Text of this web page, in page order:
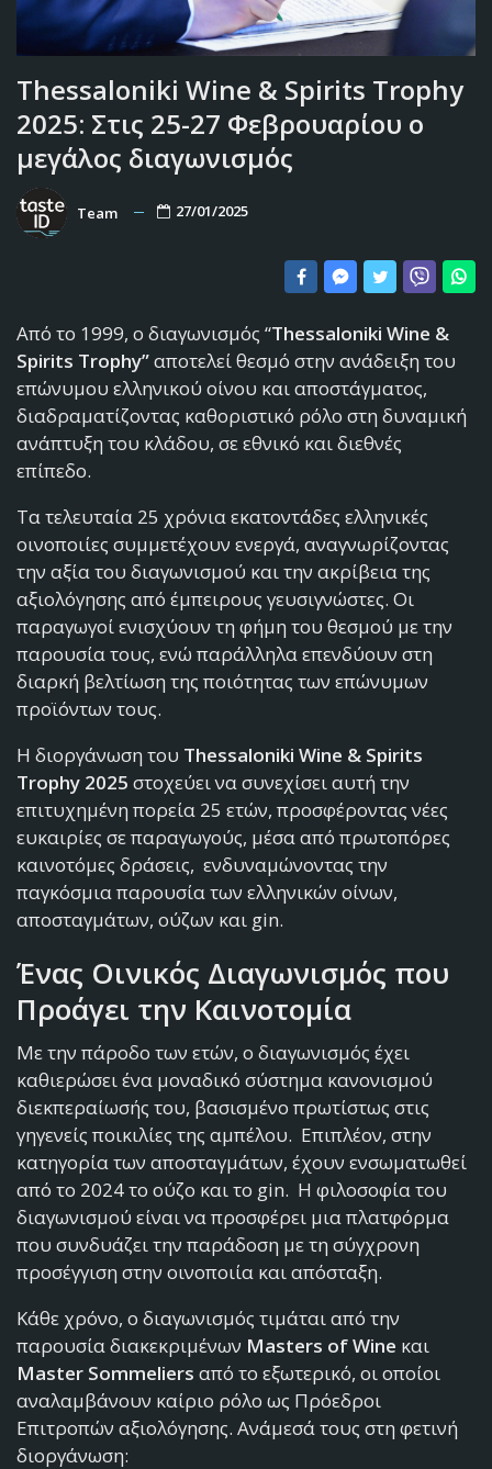
Thessaloniki Wine & Spirits Trophy
2025: Στις 25-27 Φεβρουαρίου ο
μεγάλος διαγωνισμός
Team 27/01/2025
Από το 1999, ο διαγωνισμός “Thessaloniki Wine &
Spirits Trophy”αποτελεί θεσμό στην ανάδειξη του
επώνυμου ελληνικού οίνου και αποστάγματος,
διαδραματίζοντας καθοριστικό ρόλο στη δυναμική
ανάπτυξη του κλάδου, σε εθνικό και διεθνές
επίπεδο.
Τα τελευταία 25 χρόνια εκατοντάδες ελληνικές
οινοποιίες συμμετέχουν ενεργά, αναγνωρίζοντας
την αξία του διαγωνισμού και την ακρίβεια της
αξιολόγησης από έμπειρους γευσιγνώστες. Οι
παραγωγοί ενισχύουν τη φήμη του θεσμού με την
παρουσία τους, ενώ παράλληλα επενδύουν στη
διαρκή βελτίωση της ποιότητας των επώνυμων
προϊόντων τους.
Η διοργάνωση του Thessaloniki Wine & Spirits
Trophy 2025 στοχεύει να συνεχίσει αυτή την
επιτυχημένη πορεία 25 ετών, προσφέροντας νέες
ευκαιρίες σε παραγωγούς, μέσα από πρωτοπόρες
καινοτόμες δράσεις, ενδυναμώνοντας την
παγκόσμια παρουσία των ελληνικών οίνων,
αποσταγμάτων, ούζων και gin.
Ένας Οινικός Διαγωνισμός που
Προάγει την Καινοτομία
Με την πάροδο των ετών, ο διαγωνισμός έχει
καθιερώσει ένα μοναδικό σύστημα κανονισμού
διεκπεραίωσής του, βασισμένο πρωτίστως στις
γηγενείς ποικιλίες της αμπέλου. Επιπλέον, στην
κατηγορία των αποσταγμάτων, έχουν ενσωματωθεί
από το 2024 το ούζο και το gin. Η φιλοσοφία του
διαγωνισμού είναι να προσφέρει μια πλατφόρμα
που συνδυάζει την παράδοση με τη σύγχρονη
προσέγγιση στην οινοποιία και απόσταξη.
Κάθε χρόνο, ο διαγωνισμός τιμάται από την
παρουσία διακεκριμένων Masters of Wine και
Master Sommeliers από το εξωτερικό, οι οποίοι
αναλαμβάνουν καίριο ρόλο ως Πρόεδροι
Επιτροπών αξιολόγησης. Ανάμεσά τους στη φετινή
διοργάνωση: